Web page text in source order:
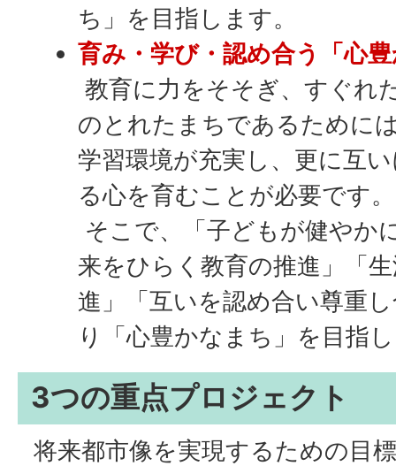
ち」を目指します。
育み・学び・認め合う「心
教育に力をそそぎ、すぐれ
のとれたまちであるために
学習環境が充実し、更に互
る心を育むことが必要です。
そこで、「子どもが健やか
来をひらく教育の推進」「
進」「互いを認め合い尊重
り「心豊かなまち」を目指
3つの重点プロジェクト
将来都市像を実現するための目